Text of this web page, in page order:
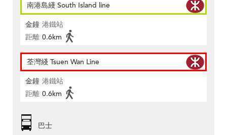
南港島綫 South Island line
金鐘 港鐵站
距離 0.6km
荃灣綫 Tsuen Wan Line
金鐘 港鐵站
距離 0.6km
巴士